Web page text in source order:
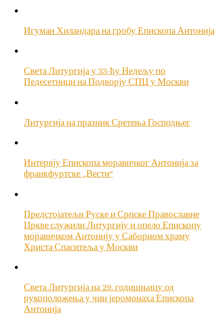
Игуман Хиландара на гробу Епископа Антонија
Света Литургија у 33-ћу Недељу по
Педесетници на Подворју СПЦ у Москви
Литургија на празник Сретења Господњег
Интервју Епископа моравичког Антонија за
франкфуртске „Вести“
Предстојатељи Руске и Српске Православне
Цркве служили Литургију и опело Епископу
моравичком Антонију у Саборном храму
Христа Спаситеља у Москви
Света Литургија на 29. годишњицу од
рукоположења у чин јеромонаха Епископа
Антонија